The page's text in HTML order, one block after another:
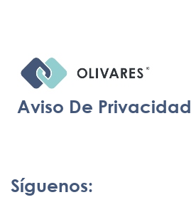
Aviso De Privacidad
Síguenos: